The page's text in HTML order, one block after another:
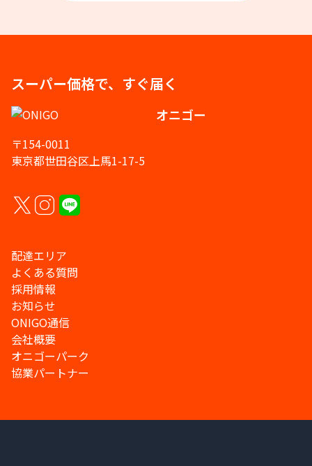
スーパー価格で、すぐ届く
オニゴー
〒154-0011
東京都世田谷区上馬1-17-5
配達エリア
よくある質問
採用情報
お知らせ
ONIGO通信
会社概要
オニゴーパーク
協業パートナー